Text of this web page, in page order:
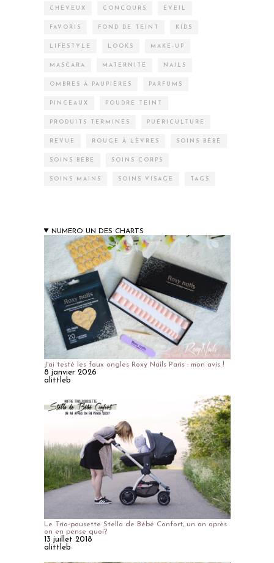
CHEVEUX CONCOURS EVEIL
FAVORIS FOND DE TEINT KIDS
LIFESTYLE LOOKS MAKE-UP
MASCARA MATERNITÉ NAILS
OMBRES À PAUPIÈRES PARFUMS
PINCEAUX POUDRE TEINT
PRODUITS TERMINÉS PUÉRICULTURE
REVUE ROUGE À LÈVRES SOINS BÉBÉ
SOINS BÉBÉ SOINS CORPS
SOINS MAINS SOINS VISAGE TAGS
NUMERO UN DES CHARTS
J'ai testé les faux ongles Roxy Nails Paris : mon avis !
8 janvier 2026
alittleb
Le Trio-pousette Stella de Bébé Confort, un an après
on en pense quoi?
13 juillet 2018
alittleb